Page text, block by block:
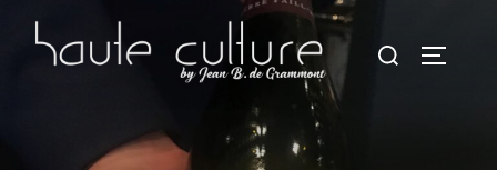
Inhalt
Suchen